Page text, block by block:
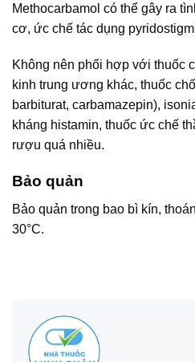
Methocarbamol có thể gây ra
cơ, ức chế tác dụng
Không nên phối hợp với thuốc
kinh trung ương khác, thuốc
barbiturat, carbamazepin),
kháng histamin, thuốc ức chế
rượu quá nhiều.
Bảo quản
Bảo quản trong bao bì kín,
30°C.